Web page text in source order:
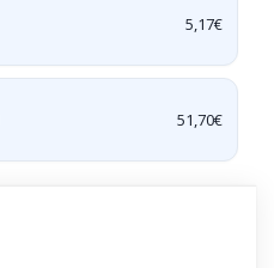
5,17€
51,70€